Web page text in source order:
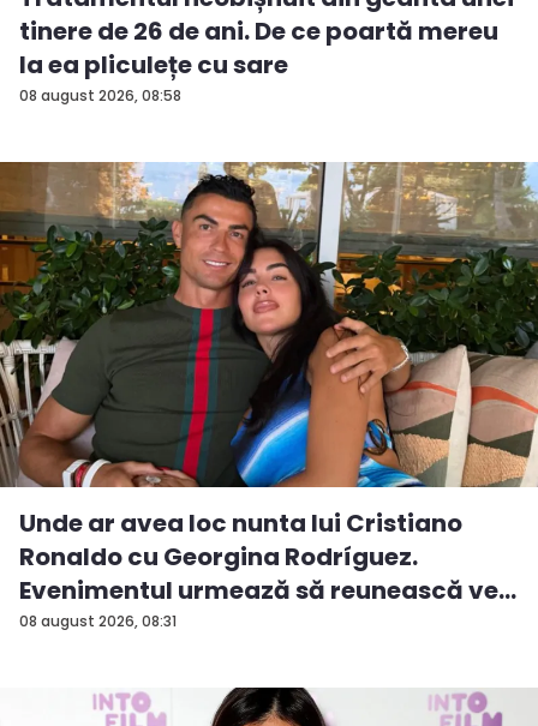
08 august 2026, 08:58
tinere de 26 de ani. De ce poartă mereu
la ea pliculețe cu sare
08 august 2026, 08:31
Unde ar avea loc nunta lui Cristiano
Ronaldo cu Georgina Rodríguez.
Evenimentul urmează să reunească ve...